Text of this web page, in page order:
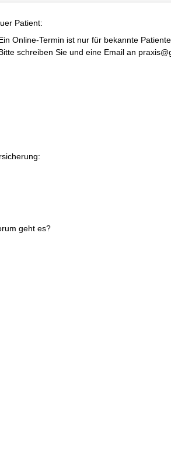
Patient:
Online-Termin ist nur für bekannte
schreiben Sie und eine Email an
geht es?